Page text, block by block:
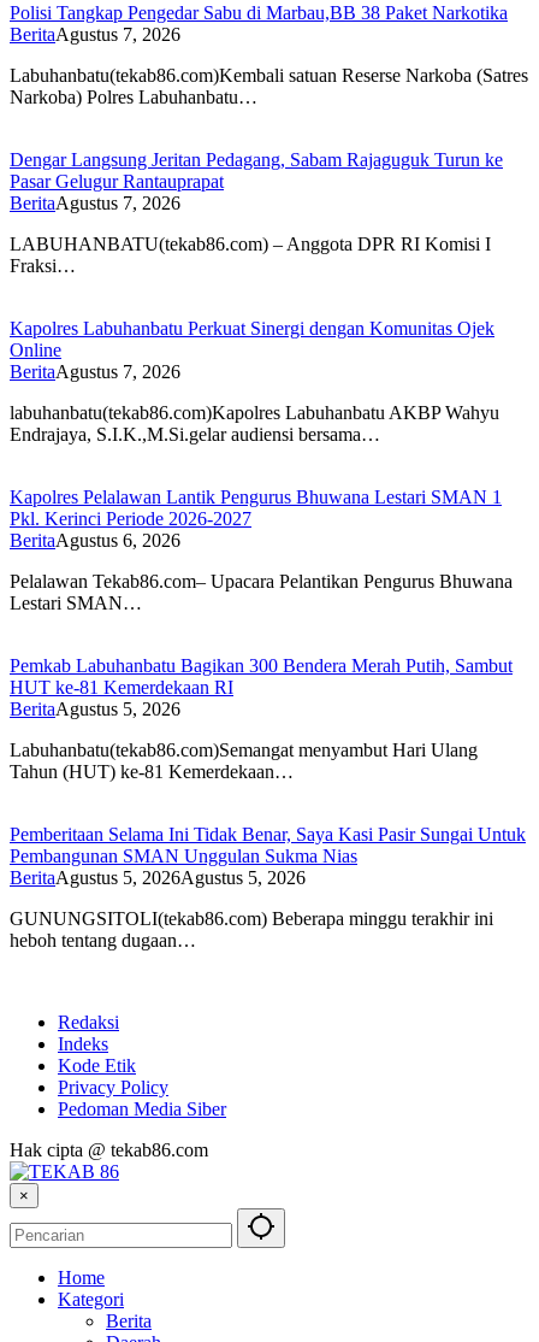
Polisi Tangkap Pengedar Sabu di Marbau,BB 38 Paket Narkotika
BeritaAgustus 7, 2026
Labuhanbatu(tekab86.com)Kembali satuan Reserse Narkoba (Satres
Narkoba) Polres Labuhanbatu…
Dengar Langsung Jeritan Pedagang, Sabam Rajaguguk Turun ke
Pasar Gelugur Rantauprapat
BeritaAgustus 7, 2026
LABUHANBATU(tekab86.com) – Anggota DPR RI Komisi I
Fraksi…
Kapolres Labuhanbatu Perkuat Sinergi dengan Komunitas Ojek
Online
BeritaAgustus 7, 2026
labuhanbatu(tekab86.com)Kapolres Labuhanbatu AKBP Wahyu
Endrajaya, S.I.K.,M.Si.gelar audiensi bersama…
Kapolres Pelalawan Lantik Pengurus Bhuwana Lestari SMAN 1
Pkl. Kerinci Periode 2026-2027
BeritaAgustus 6, 2026
Pelalawan Tekab86.com– Upacara Pelantikan Pengurus Bhuwana
Lestari SMAN…
Pemkab Labuhanbatu Bagikan 300 Bendera Merah Putih, Sambut
HUT ke-81 Kemerdekaan RI
BeritaAgustus 5, 2026
Labuhanbatu(tekab86.com)Semangat menyambut Hari Ulang
Tahun (HUT) ke-81 Kemerdekaan…
Pemberitaan Selama Ini Tidak Benar, Saya Kasi Pasir Sungai Untuk
Pembangunan SMAN Unggulan Sukma Nias
BeritaAgustus 5, 2026Agustus 5, 2026
GUNUNGSITOLI(tekab86.com) Beberapa minggu terakhir ini
heboh tentang dugaan…
Redaksi
Indeks
Kode Etik
Privacy Policy
Pedoman Media Siber
Hak cipta @ tekab86.com
×
Home
Kategori
Berita